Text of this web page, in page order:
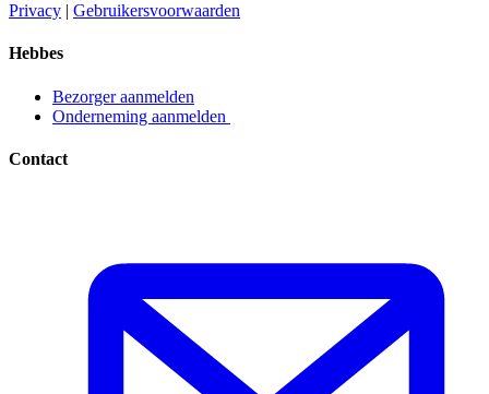
Privacy​​​​‌ ‍ ​‍​‍‌‍ ‌ ​‍‌‍‍‌‌‍‌ ‌‍‍‌‌‍ ‍​‍​‍​ ‍‍​‍​‍‌ ​ ‌‍​‌‌‍ ‍‌‍‍‌‌ ‌​‌ ‍‌​‍ ‍‌‍‍‌‌‍ ​‍​‍​‍ ​​‍​‍‌‍‍​‌ ​‍‌‍‌‌‌‍‌‍​‍​‍​ ‍‍​‍​‍‌‍‍​‌ ‌​‌ ‌​‌ ​​​ ‍‍​‍ ​‍ ‌‍ ​‌‍ ‌‍​ ‌‍​‌‌‍ ​‌‍‍​‌‍ ‌ ​ ‌ ‌​​ ‍‍​ ​ ​ ​ ​ ​ ​ ​ ​‍ ‌‍‍‌‌‍ ‍‌ ‌​‌‍‌‌‌‍ ‍‌ ‌​​‍ ‌‍‌‌‌‍‌​‌‍‍‌‌ ‌​​‍ ‌‍ ‌‌‍ ‌‍‌​‌‍‌‌​ ‌‌ ​​‌ ​‍‌‍‌‌‌ ​ ‌‍‌‌‌‍ ‍‌ ‌​‌‍​‌‌ ‌​‌‍‍‌‌‍ ‌‍ ‍​ ‍ ‌‍‍‌‌‍‌​​ ‌‌‍‌ ‌‍ ​‌‍ ‌‍​‍‌‍​‌‌‍ ​​ ‍ ‌ ‌​‌ ‍‌‌ ​​‌‍‌‌​ ‌‌‍‌ ‌‍ ​‌‍ ‌‍​‍‌‍​‌‌‍ ​​ ‍ ‌ ​​‌‍​‌‌ ‌​‌‍‍​​ ‌‌‍‌‍‌‍ ‌‍ ‌ ‌​‌‍‌‌‌ ​‍​‍ ‍‌‍ ​‌‍‌‌‌‍‌ ‌‍​‌‌‍ ​​‍‌‌​ ‌‌‌​​‍‌‌ ‌‍‍ ‌‍‌‌‌ ‍‌​‍‌‌​ ​ ‌​‌​​‍‌‌​ ​ ‌​‌​​‍‌‌​ ​‍​ ​‍​ ​‌​ ‍​‌‍‌‌​ ‌‍‌‍‌​‌‍‌‌‌‍‌‌​ ‌‍​ ​ ​ ‍‌​ ‌‌​ ‌​​‍‌‌​ ​‍​ ​‍​‍‌‌​ ‌‌‌​‌​​‍ ‍‌‍ ​‌‍​‌‌‍​‍‌‍‌‌‌‍ ​​ ‌‍​‍‌‍​‌‌ ​ ‌‍‌‌‌‌‌‌‌ ​‍‌‍ ​​ ‌‌‍‍​‌ ‌​‌ ‌​‌ ​​​‍‌‌​ ​ ‌​​‌​‍‌‌​ ​‍‌​‌‍​‍‌‌​ ​‍‌​‌‍‌‍ ​‌‍ ‌‍​ ‌‍​‌‌‍ ​‌‍‍​‌‍ ‌ ​ ‌ ‌​​‍‌‌​ ​ ‌​​‌​ ​ ​ ​ ​ ​ ​ ​ ​‍‌‍‌‍‍‌‌‍‌​​ ‌‌‍‌ ‌‍ ​‌‍ ‌‍​‍‌‍​‌‌‍ ​​‍‌‍‌ ‌​‌ ‍‌‌ ​​‌‍‌‌​ ‌‌‍‌ ‌‍ ​‌‍ ‌‍​‍‌‍​‌‌‍ ​​‍‌‍‌ ​​‌‍​‌‌ ‌​‌‍‍​​ ‌‌‍‌‍‌‍ ‌‍ ‌ ‌​‌‍‌‌‌ ​‍​‍ ‍‌‍ ​‌‍‌‌‌‍‌ ‌‍​‌‌‍ ​​‍‌‌​ ‌‌‌​​‍‌‌ ‌‍‍ ‌‍‌‌‌ ‍‌​‍‌‌​ ​ ‌​‌​​‍‌‌​ ​ ‌​‌​​‍‌‌​ ​‍​ ​‍​ ​‌​ ‍​‌‍‌‌​ ‌‍‌‍‌​‌‍‌‌‌‍‌‌​ ‌‍​ ​ ​ ‍‌​ ‌‌​ ‌​​‍‌‌​ ​‍​ ​‍​‍‌‌​ ‌‌‌​‌​​‍ ‍‌‍ ​‌‍​‌‌‍​‍‌‍‌‌‌‍ ​​‍‌‍‌ ​​‌‍‌‌‌ ​‍‌ ​ ‌ ​​‌‍‌‌‌‍​ ‌ ‌​‌‍‍‌‌ ‌‍‌‍‌‌​ ‌‌ ​​‌ ‌‌‌‍​‍‌‍ ​‌‍‍‌‌ ​ ‌‍‍​‌‍‌‌‌‍‌​​‍​‍‌ ‌ | Gebruikersvoorwaarden​​​​‌ ‍ ​‍​‍‌‍ ‌ ​‍‌‍‍‌‌‍‌ ‌‍‍‌‌‍ ‍​‍​‍​ ‍‍​‍​‍‌ ​ ‌‍​‌‌‍ ‍‌‍‍‌‌ ‌​‌ ‍‌​‍ ‍‌‍‍‌‌‍ ​‍​‍​‍ ​​‍​‍‌‍‍​‌ ​‍‌‍‌‌‌‍‌‍​‍​‍​ ‍‍​‍​‍‌‍‍​‌ ‌​‌ ‌​‌ ​​​ ‍‍​‍ ​‍ ‌‍ ​‌‍ ‌‍​ ‌‍​‌‌‍ ​‌‍‍​‌‍ ‌ ​ ‌ ‌​​ ‍‍​ ​ ​ ​ ​ ​ ​ ​ ​‍ ‌‍‍‌‌‍ ‍‌ ‌​‌‍‌‌‌‍ ‍‌ ‌​​‍ ‌‍‌‌‌‍‌​‌‍‍‌‌ ‌​​‍ ‌‍ ‌‌‍ ‌‍‌​‌‍‌‌​ ‌‌ ​​‌ ​‍‌‍‌‌‌ ​ ‌‍‌‌‌‍ ‍‌ ‌​‌‍​‌‌ ‌​‌‍‍‌‌‍ ‌‍ ‍​ ‍ ‌‍‍‌‌‍‌​​ ‌‌‍‌ ‌‍ ​‌‍ ‌‍​‍‌‍​‌‌‍ ​​ ‍ ‌ ‌​‌ ‍‌‌ ​​‌‍‌‌​ ‌‌‍‌ ‌‍ ​‌‍ ‌‍​‍‌‍​‌‌‍ ​​ ‍ ‌ ​​‌‍​‌‌ ‌​‌‍‍​​ ‌‌‍‌‍‌‍ ‌‍ ‌ ‌​‌‍‌‌‌ ​‍​‍ ‍‌‍ ​‌‍‌‌‌‍‌ ‌‍​‌‌‍ ​​‍‌‌​ ‌‌‌​​‍‌‌ ‌‍‍ ‌‍‌‌‌ ‍‌​‍‌‌​ ​ ‌​‌​​‍‌‌​ ​ ‌​‌​​‍‌‌​ ​‍​ ​‍​ ​​‌‍​ ‌‍‌‍​ ‌‍​ ‌​‌‍‌​​ ​ ‌‍‌‌​ ​ ​ ​‌​ ‍‌​ ​‍​‍‌‌​ ​‍​ ​‍​‍‌‌​ ‌‌‌​‌​​‍ ‍‌‍ ​‌‍​‌‌‍​‍‌‍‌‌‌‍ ​​ ‌‍​‍‌‍​‌‌ ​ ‌‍‌‌‌‌‌‌‌ ​‍‌‍ ​​ ‌‌‍‍​‌ ‌​‌ ‌​‌ ​​​‍‌‌​ ​ ‌​​‌​‍‌‌​ ​‍‌​‌‍​‍‌‌​ ​‍‌​‌‍‌‍ ​‌‍ ‌‍​ ‌‍​‌‌‍ ​‌‍‍​‌‍ ‌ ​ ‌ ‌​​‍‌‌​ ​ ‌​​‌​ ​ ​ ​ ​ ​ ​ ​ ​‍‌‍‌‍‍‌‌‍‌​​ ‌‌‍‌ ‌‍ ​‌‍ ‌‍​‍‌‍​‌‌‍ ​​‍‌‍‌ ‌​‌ ‍‌‌ ​​‌‍‌‌​ ‌‌‍‌ ‌‍ ​‌‍ ‌‍​‍‌‍​‌‌‍ ​​‍‌‍‌ ​​‌‍​‌‌ ‌​‌‍‍​​ ‌‌‍‌‍‌‍ ‌‍ ‌ ‌​‌‍‌‌‌ ​‍​‍ ‍‌‍ ​‌‍‌‌‌‍‌ ‌‍​‌‌‍ ​​‍‌‌​ ‌‌‌​​‍‌‌ ‌‍‍ ‌‍‌‌‌ ‍‌​‍‌‌​ ​ ‌​‌​​‍‌‌​ ​ ‌​‌​​‍‌‌​ ​‍​ ​‍​ ​​‌‍​ ‌‍‌‍​ ‌‍​ ‌​‌‍‌​​ ​ ‌‍‌‌​ ​ ​ ​‌​ ‍‌​ ​‍​‍‌‌​ ​‍​ ​‍​‍‌‌​ ‌‌‌​‌​​‍ ‍‌‍ ​‌‍​‌‌‍​‍‌‍‌‌‌‍ ​​‍‌‍‌ ​​‌‍‌‌‌ ​‍‌ ​ ‌ ​​‌‍‌‌‌‍​ ‌ ‌​‌‍‍‌‌ ‌‍‌‍‌‌​ ‌‌ ​​‌ ‌‌‌‍​‍‌‍ ​‌‍‍‌‌ ​ ‌‍‍​‌‍‌‌‌‍‌​​‍​‍‌ ‌
Hebbes
Bezorger aanmelden​​​​‌ ‍ ​‍​‍‌‍ ‌ ​‍‌‍‍‌‌‍‌ ‌‍‍‌‌‍ ‍​‍​‍​ ‍‍​‍​‍‌ ​ ‌‍​‌‌‍ ‍‌‍‍‌‌ ‌​‌ ‍‌​‍ ‍‌‍‍‌‌‍ ​‍​‍​‍ ​​‍​‍‌‍‍​‌ ​‍‌‍‌‌‌‍‌‍​‍​‍​ ‍‍​‍​‍‌‍‍​‌ ‌​‌ ‌​‌ ​​​ ‍‍​‍ ​‍ ‌‍ ​‌‍ ‌‍​ ‌‍​‌‌‍ ​‌‍‍​‌‍ ‌ ​ ‌ ‌​​ ‍‍​ ​ ​ ​ ​ ​ ​ ​ ​‍ ‌‍‍‌‌‍ ‍‌ ‌​‌‍‌‌‌‍ ‍‌ ‌​​‍ ‌‍‌‌‌‍‌​‌‍‍‌‌ ‌​​‍ ‌‍ ‌‌‍ ‌‍‌​‌‍‌‌​ ‌‌ ​​‌ ​‍‌‍‌‌‌ ​ ‌‍‌‌‌‍ ‍‌ ‌​‌‍​‌‌ ‌​‌‍‍‌‌‍ ‌‍ ‍​ ‍ ‌‍‍‌‌‍‌​​ ‌‌‍‌ ‌‍ ​‌‍ ‌‍​‍‌‍​‌‌‍ ​​ ‍ ‌ ‌​‌ ‍‌‌ ​​‌‍‌‌​ ‌‌‍‌ ‌‍ ​‌‍ ‌‍​‍‌‍​‌‌‍ ​​ ‍ ‌ ​​‌‍​‌‌ ‌​‌‍‍​​ ‌‌‍‌‍‌‍ ‌‍ ‌ ‌​‌‍‌‌‌ ​‍​‍ ‍‌ ​​‌‍​‌‌‍‌ ‌‍‌‌‌ ​ ​‍‌‌​ ‌‌‌​​‍‌‌ ‌‍‍ ‌‍‌‌‌ ‍‌​‍‌‌​ ​ ‌​‌​​‍‌‌​ ​ ‌​‌​​‍‌‌​ ​‍​ ​‍​ ‌ ​ ​‌‌‍​‍‌‍​ ​ ‌‌​ ‌ ​ ​‌​ ​‍​ ‌​​ ​​‌‍‌‌​ ‍‌​‍‌‌​ ​‍​ ​‍​‍‌‌​ ‌‌‌​‌​​‍ ‍‌‍ ​‌‍​‌‌‍​‍‌‍‌‌‌‍ ​​ ‌‍​‍‌‍​‌‌ ​ ‌‍‌‌‌‌‌‌‌ ​‍‌‍ ​​ ‌‌‍‍​‌ ‌​‌ ‌​‌ ​​​‍‌‌​ ​ ‌​​‌​‍‌‌​ ​‍‌​‌‍​‍‌‌​ ​‍‌​‌‍‌‍ ​‌‍ ‌‍​ ‌‍​‌‌‍ ​‌‍‍​‌‍ ‌ ​ ‌ ‌​​‍‌‌​ ​ ‌​​‌​ ​ ​ ​ ​ ​ ​ ​ ​‍‌‍‌‍‍‌‌‍‌​​ ‌‌‍‌ ‌‍ ​‌‍ ‌‍​‍‌‍​‌‌‍ ​​‍‌‍‌ ‌​‌ ‍‌‌ ​​‌‍‌‌​ ‌‌‍‌ ‌‍ ​‌‍ ‌‍​‍‌‍​‌‌‍ ​​‍‌‍‌ ​​‌‍​‌‌ ‌​‌‍‍​​ ‌‌‍‌‍‌‍ ‌‍ ‌ ‌​‌‍‌‌‌ ​‍​‍ ‍‌ ​​‌‍​‌‌‍‌ ‌‍‌‌‌ ​ ​‍‌‌​ ‌‌‌​​‍‌‌ ‌‍‍ ‌‍‌‌‌ ‍‌​‍‌‌​ ​ ‌​‌​​‍‌‌​ ​ ‌​‌​​‍‌‌​ ​‍​ ​‍​ ‌ ​ ​‌‌‍​‍‌‍​ ​ ‌‌​ ‌ ​ ​‌​ ​‍​ ‌​​ ​​‌‍‌‌​ ‍‌​‍‌‌​ ​‍​ ​‍​‍‌‌​ ‌‌‌​‌​​‍ ‍‌‍ ​‌‍​‌‌‍​‍‌‍‌‌‌‍ ​​‍‌‍‌ ​​‌‍‌‌‌ ​‍‌ ​ ‌ ​​‌‍‌‌‌‍​ ‌ ‌​‌‍‍‌‌ ‌‍‌‍‌‌​ ‌‌ ​​‌ ‌‌‌‍​‍‌‍ ​‌‍‍‌‌ ​ ‌‍‍​‌‍‌‌‌‍‌​​‍​‍‌ ‌
Onderneming aanmelden ​​​​‌ ‍ ​‍​‍‌‍ ‌ ​‍‌‍‍‌‌‍‌ ‌‍‍‌‌‍ ‍​‍​‍​ ‍‍​‍​‍‌ ​ ‌‍​‌‌‍ ‍‌‍‍‌‌ ‌​‌ ‍‌​‍ ‍‌‍‍‌‌‍ ​‍​‍​‍ ​​‍​‍‌‍‍​‌ ​‍‌‍‌‌‌‍‌‍​‍​‍​ ‍‍​‍​‍‌‍‍​‌ ‌​‌ ‌​‌ ​​​ ‍‍​‍ ​‍ ‌‍ ​‌‍ ‌‍​ ‌‍​‌‌‍ ​‌‍‍​‌‍ ‌ ​ ‌ ‌​​ ‍‍​ ​ ​ ​ ​ ​ ​ ​ ​‍ ‌‍‍‌‌‍ ‍‌ ‌​‌‍‌‌‌‍ ‍‌ ‌​​‍ ‌‍‌‌‌‍‌​‌‍‍‌‌ ‌​​‍ ‌‍ ‌‌‍ ‌‍‌​‌‍‌‌​ ‌‌ ​​‌ ​‍‌‍‌‌‌ ​ ‌‍‌‌‌‍ ‍‌ ‌​‌‍​‌‌ ‌​‌‍‍‌‌‍ ‌‍ ‍​ ‍ ‌‍‍‌‌‍‌​​ ‌‌‍‌ ‌‍ ​‌‍ ‌‍​‍‌‍​‌‌‍ ​​ ‍ ‌ ‌​‌ ‍‌‌ ​​‌‍‌‌​ ‌‌‍‌ ‌‍ ​‌‍ ‌‍​‍‌‍​‌‌‍ ​​ ‍ ‌ ​​‌‍​‌‌ ‌​‌‍‍​​ ‌‌‍‌‍‌‍ ‌‍ ‌ ‌​‌‍‌‌‌ ​‍​‍ ‍‌ ​​‌‍​‌‌‍‌ ‌‍‌‌‌ ​ ​‍‌‌​ ‌‌‌​​‍‌‌ ‌‍‍ ‌‍‌‌‌ ‍‌​‍‌‌​ ​ ‌​‌​​‍‌‌​ ​ ‌​‌​​‍‌‌​ ​‍​ ​‍​ ‌ ​ ‌ ​ ‍‌​ ​ ​ ​‌‌‍​ ‌‍​‌​ ‌‍​ ​‌‌‍​‍​ ‌‍‌‍​ ​‍‌‌​ ​‍​ ​‍​‍‌‌​ ‌‌‌​‌​​‍ ‍‌‍ ​‌‍​‌‌‍​‍‌‍‌‌‌‍ ​​ ‌‍​‍‌‍​‌‌ ​ ‌‍‌‌‌‌‌‌‌ ​‍‌‍ ​​ ‌‌‍‍​‌ ‌​‌ ‌​‌ ​​​‍‌‌​ ​ ‌​​‌​‍‌‌​ ​‍‌​‌‍​‍‌‌​ ​‍‌​‌‍‌‍ ​‌‍ ‌‍​ ‌‍​‌‌‍ ​‌‍‍​‌‍ ‌ ​ ‌ ‌​​‍‌‌​ ​ ‌​​‌​ ​ ​ ​ ​ ​ ​ ​ ​‍‌‍‌‍‍‌‌‍‌​​ ‌‌‍‌ ‌‍ ​‌‍ ‌‍​‍‌‍​‌‌‍ ​​‍‌‍‌ ‌​‌ ‍‌‌ ​​‌‍‌‌​ ‌‌‍‌ ‌‍ ​‌‍ ‌‍​‍‌‍​‌‌‍ ​​‍‌‍‌ ​​‌‍​‌‌ ‌​‌‍‍​​ ‌‌‍‌‍‌‍ ‌‍ ‌ ‌​‌‍‌‌‌ ​‍​‍ ‍‌ ​​‌‍​‌‌‍‌ ‌‍‌‌‌ ​ ​‍‌‌​ ‌‌‌​​‍‌‌ ‌‍‍ ‌‍‌‌‌ ‍‌​‍‌‌​ ​ ‌​‌​​‍‌‌​ ​ ‌​‌​​‍‌‌​ ​‍​ ​‍​ ‌ ​ ‌ ​ ‍‌​ ​ ​ ​‌‌‍​ ‌‍​‌​ ‌‍​ ​‌‌‍​‍​ ‌‍‌‍​ ​‍‌‌​ ​‍​ ​‍​‍‌‌​ ‌‌‌​‌​​‍ ‍‌‍ ​‌‍​‌‌‍​‍‌‍‌‌‌‍ ​​‍‌‍‌ ​​‌‍‌‌‌ ​‍‌ ​ ‌ ​​‌‍‌‌‌‍​ ‌ ‌​‌‍‍‌‌ ‌‍‌‍‌‌​ ‌‌ ​​‌ ‌‌‌‍​‍‌‍ ​‌‍‍‌‌ ​ ‌‍‍​‌‍‌‌‌‍‌​​‍​‍‌ ‌
Contact